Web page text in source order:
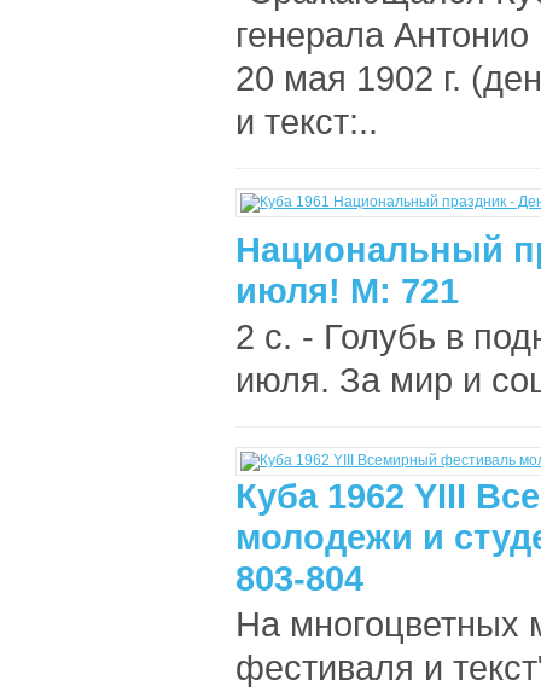
генерала
20 мая 1902 г.
и текст:..
Национальный
июля! М: 721
2 с. - Голубь в
июля. За мир и
Куба 1962 YIII
молодежи и
803-804
На многоцветных
фестиваля и